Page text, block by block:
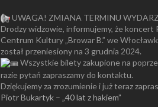
UWAGA! ZMIANA TERMINU
Drodzy widzowie, informujemy, że koncert
Centrum Kultury „Browar B.” we
został przeniesiony na 3 grudnia 2024.
Wszystkie bilety zakupione na
razie pytań zapraszamy do kontaktu.
Dziękujemy za zrozumienie i już teraz
Piotr Bukartyk – „40 lat z hakiem”